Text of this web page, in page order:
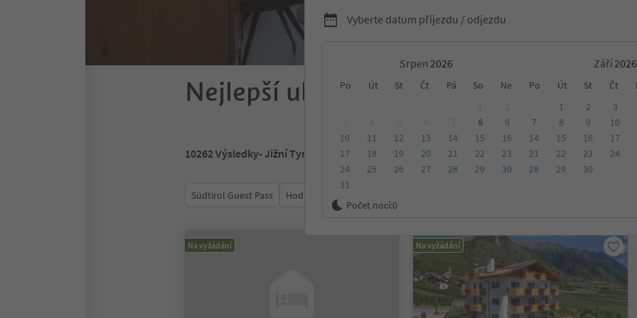
Vyberte datum příjezdu / odjezdu
Srpen Září
Po Út St Čt Pá So Ne Po Út St Čt
8
9
10
11 12 13 14 15
16
17
18 19 20 21 22
23
24
25 26 27 28 29
30
31
1 2 3
7
8 9 10
14
15 16 17
21
22 23 24
28
29 30
Počet nocí:0
Nejlepší ubytování v Jižním Tyrolsku
10262Výsledky- Jižní Tyrolsko
Südtirol Guest Pass Hodnocení
Na vyžádání Na vyžádání